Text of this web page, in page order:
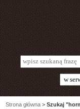
Strona główna > Szukaj